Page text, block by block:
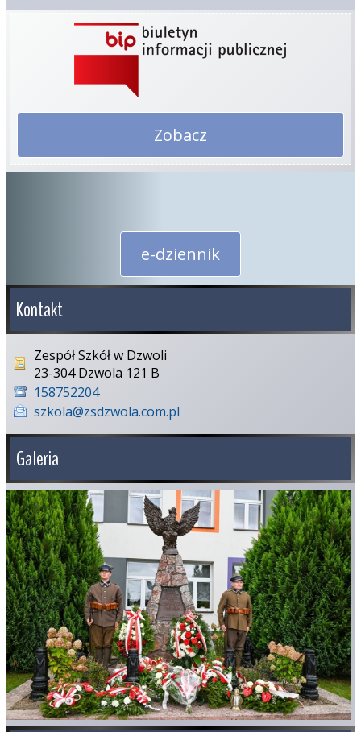
Zobacz
e-dziennik
Kontakt
Zespół Szkół w Dzwoli
23-304 Dzwola 121 B
158752204
szkola@zsdzwola.com.pl
Galeria